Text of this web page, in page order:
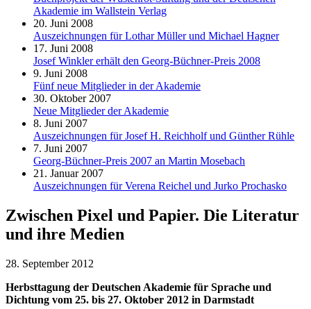
Akademie im Wallstein Verlag
20. Juni 2008
Auszeichnungen für Lothar Müller und Michael Hagner
17. Juni 2008
Josef Winkler erhält den Georg-Büchner-Preis 2008
9. Juni 2008
Fünf neue Mitglieder in der Akademie
30. Oktober 2007
Neue Mitglieder der Akademie
8. Juni 2007
Auszeichnungen für Josef H. Reichholf und Günther Rühle
7. Juni 2007
Georg-Büchner-Preis 2007 an Martin Mosebach
21. Januar 2007
Auszeichnungen für Verena Reichel und Jurko Prochasko
Zwischen Pixel und Papier. Die Literatur
und ihre Medien
28. September 2012
Herbsttagung der Deutschen Akademie für Sprache und
Dichtung vom 25. bis 27. Oktober 2012 in Darmstadt